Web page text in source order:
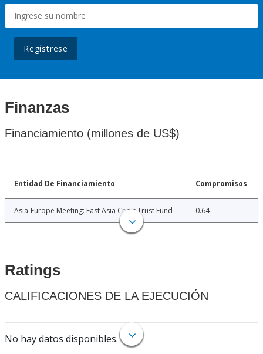
Regístrese
Finanzas
Financiamiento (millones de US$)
Entidad De Financiamiento Compromisos
Asia-Europe Meeting: East Asia Crisis Trust Fund 0.64
Ratings
CALIFICACIONES DE LA EJECUCIÓN
No hay datos disponibles.